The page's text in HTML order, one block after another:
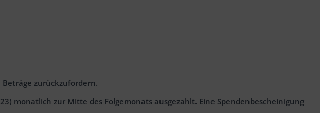
zurückzufordern.
monatlich zur Mitte des Folgemonats ausgezahlt. Eine Spendenbescheinigung